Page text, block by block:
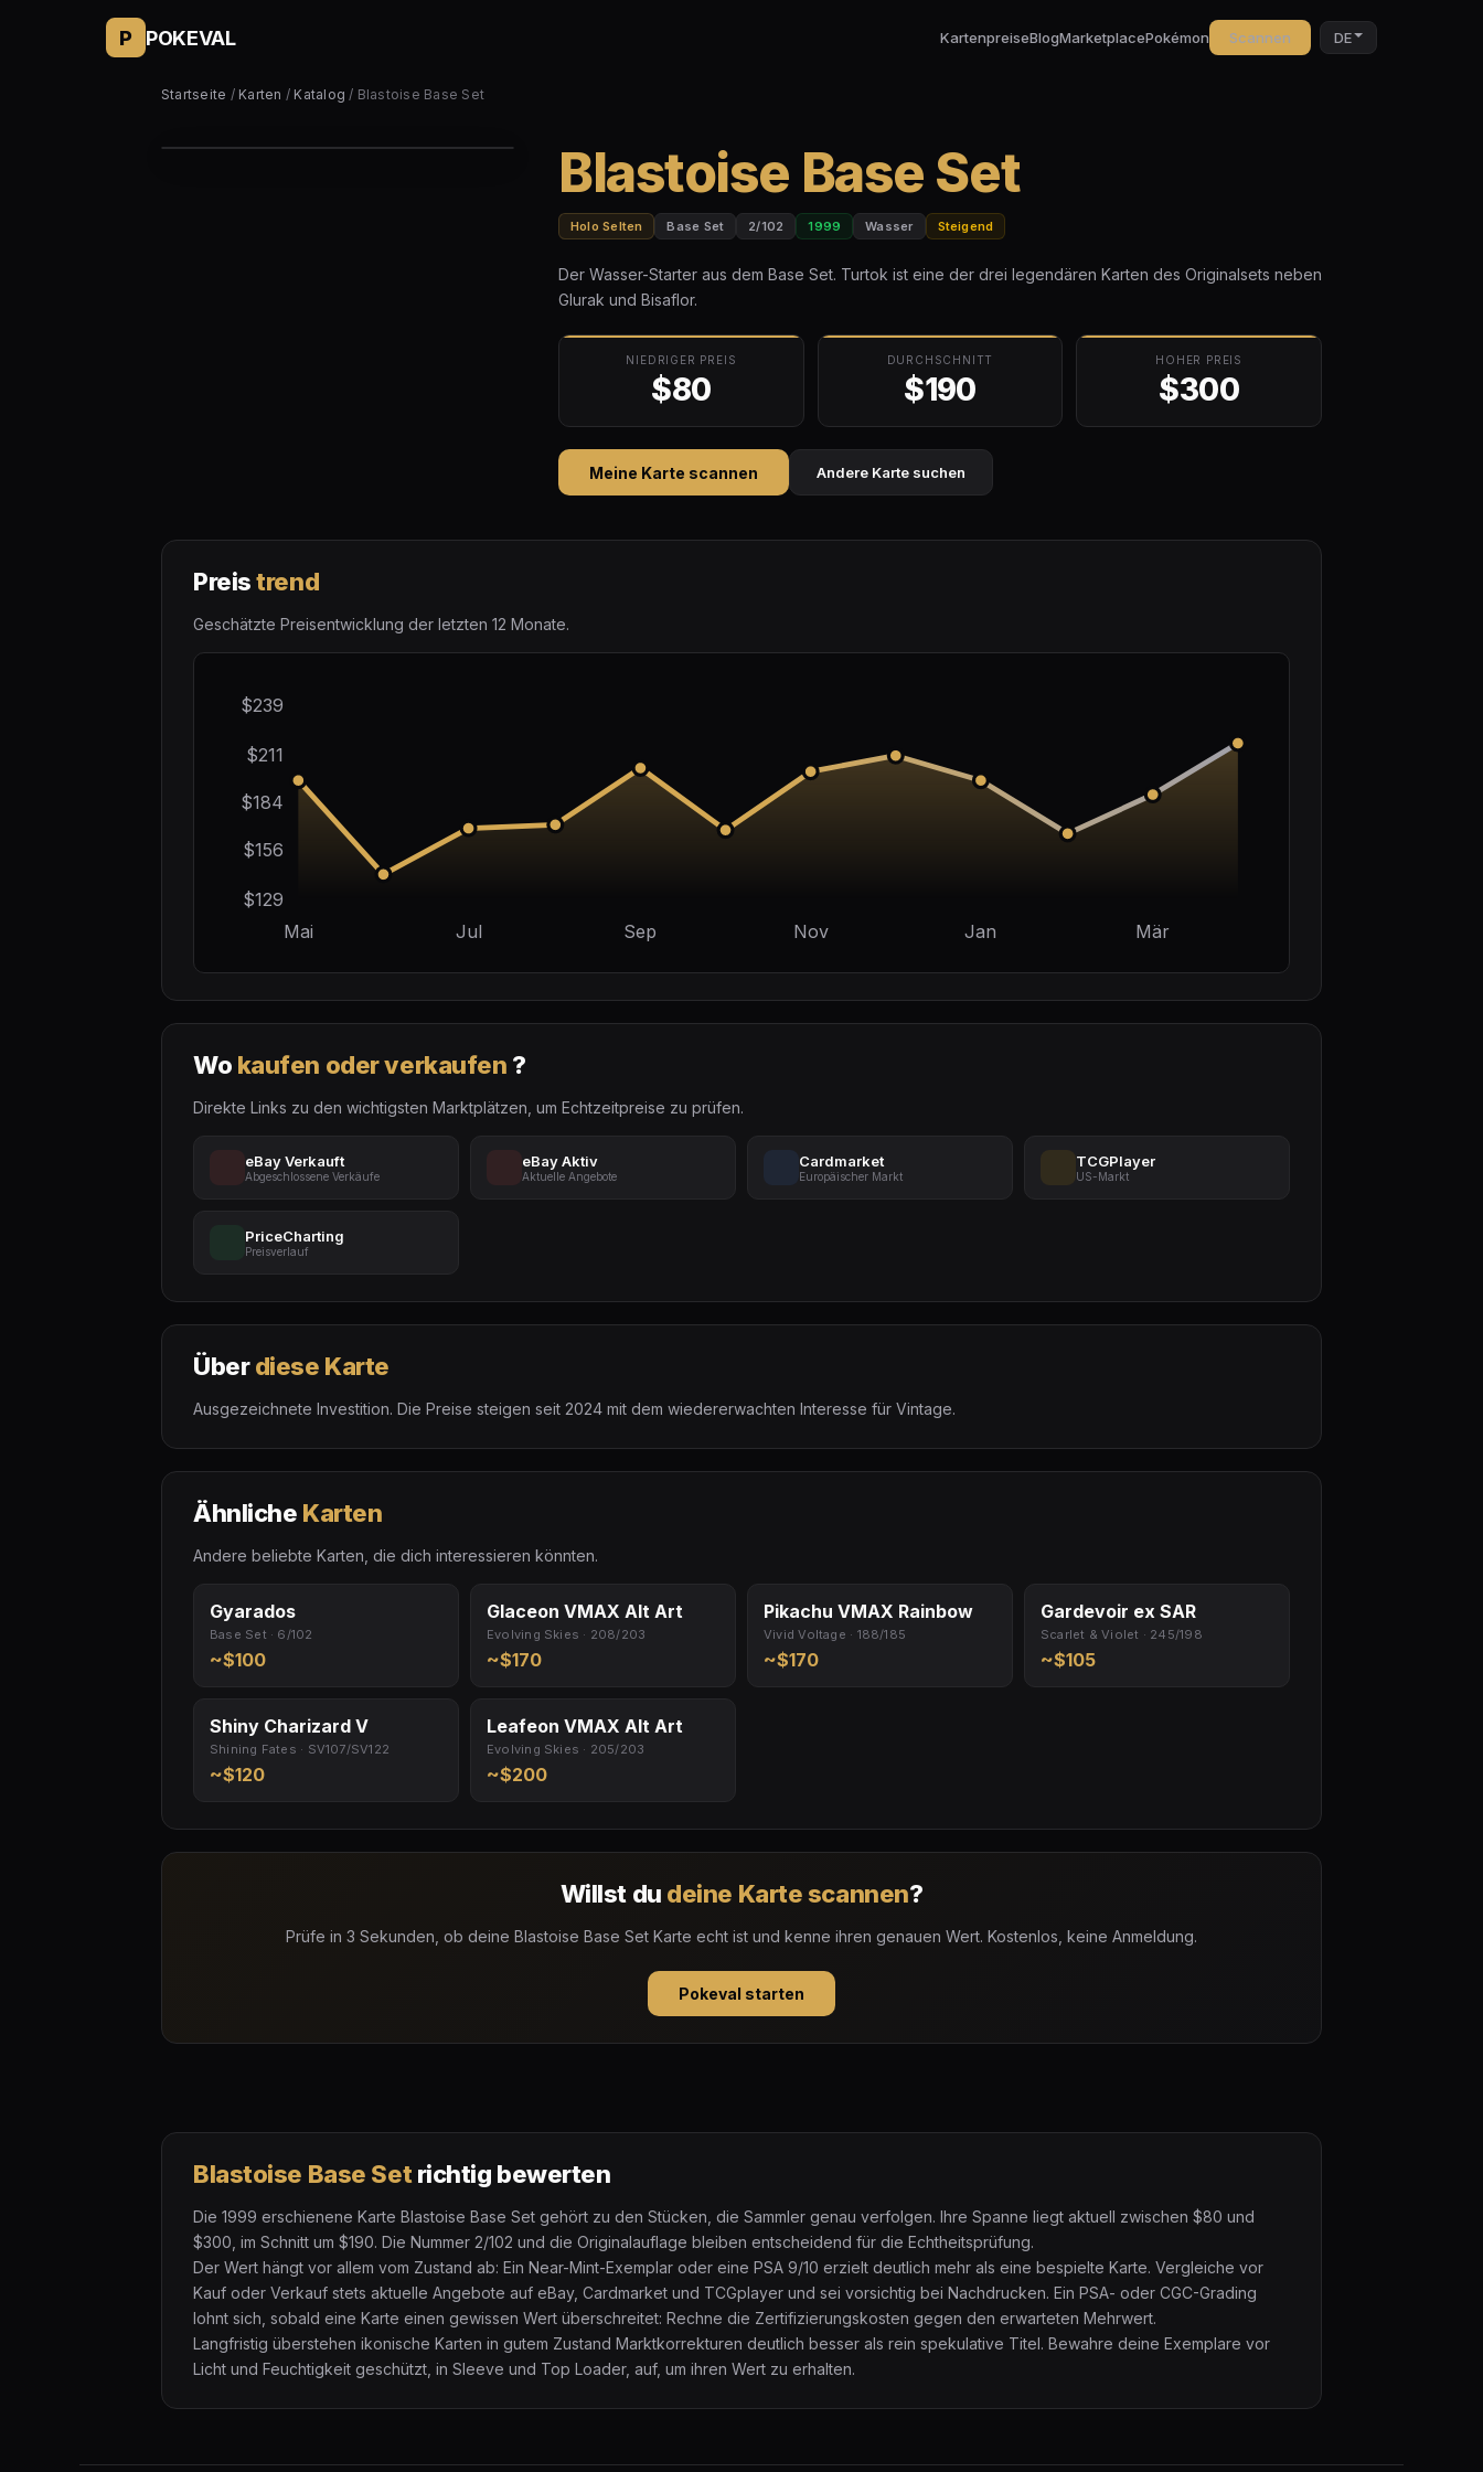
P POKEVAL KartenpreiseBlogMarketplacePokémon Scannen DE
Startseite / Karten / Katalog / Blastoise Base Set
Blastoise Base Set
Holo Selten Base Set 2/102 1999 Wasser Steigend
Der Wasser-Starter aus dem Base Set. Turtok ist eine der drei legendären Karten des Originalsets neben
Glurak und Bisaflor.
NIEDRIGER PREIS
$80
DURCHSCHNITT
$190
HOHER PREIS
$300
Meine Karte scannen Andere Karte suchen
Preistrend
Geschätzte Preisentwicklung der letzten 12 Monate.
$129
$156
$184
$211
$239
Mai Jul Sep Nov Jan Mär
Wo kaufen oder verkaufen ?
Direkte Links zu den wichtigsten Marktplätzen, um Echtzeitpreise zu prüfen.
eBay Verkauft
Abgeschlossene Verkäufe
eBay Aktiv
Aktuelle Angebote
Cardmarket
Europäischer Markt
TCGPlayer
US-Markt
PriceCharting
Preisverlauf
Überdiese Karte
Ausgezeichnete Investition. Die Preise steigen seit 2024 mit dem wiedererwachten Interesse für Vintage.
Ähnliche Karten
Andere beliebte Karten, die dich interessieren könnten.
Gyarados
Base Set · 6/102
~$100
Glaceon VMAX Alt Art
Evolving Skies · 208/203
~$170
Pikachu VMAX Rainbow
Vivid Voltage · 188/185
~$170
Gardevoir ex SAR
Scarlet & Violet · 245/198
~$105
Shiny Charizard V
Shining Fates · SV107/SV122
~$120
Leafeon VMAX Alt Art
Evolving Skies · 205/203
~$200
Willst du deine Karte scannen?
Prüfe in 3 Sekunden, ob deine Blastoise Base Set Karte echt ist und kenne ihren genauen Wert. Kostenlos, keine Anmeldung.
Pokeval starten
Blastoise Base Set richtig bewerten
Die 1999 erschienene Karte Blastoise Base Set gehört zu den Stücken, die Sammler genau verfolgen. Ihre Spanne liegt aktuell zwischen $80 und
$300, im Schnitt um $190. Die Nummer 2/102 und die Originalauflage bleiben entscheidend für die Echtheitsprüfung.
Der Wert hängt vor allem vom Zustand ab: Ein Near-Mint-Exemplar oder eine PSA 9/10 erzielt deutlich mehr als eine bespielte Karte. Vergleiche vor
Kauf oder Verkauf stets aktuelle Angebote auf eBay, Cardmarket und TCGplayer und sei vorsichtig bei Nachdrucken. Ein PSA- oder CGC-Grading
lohnt sich, sobald eine Karte einen gewissen Wert überschreitet: Rechne die Zertifizierungskosten gegen den erwarteten Mehrwert.
Langfristig überstehen ikonische Karten in gutem Zustand Marktkorrekturen deutlich besser als rein spekulative Titel. Bewahre deine Exemplare vor
Licht und Feuchtigkeit geschützt, in Sleeve und Top Loader, auf, um ihren Wert zu erhalten.